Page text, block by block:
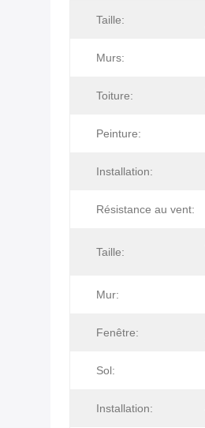
Taille:
Murs:
Toiture:
Peinture:
Installation:
Résistance au vent:
Taille:
Mur:
Fenêtre:
Sol:
Installation: